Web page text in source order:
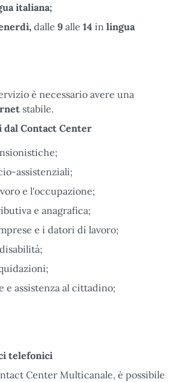
italiana;
dalle 9 alle 14 in lingua
è necessario avere una
stabile.
Contact Center
assistenziali;
e l'occupazione;
e anagrafica;
e i datori di lavoro;
e assistenza al cittadino;
telefonici
Center Multicanale, è possibile